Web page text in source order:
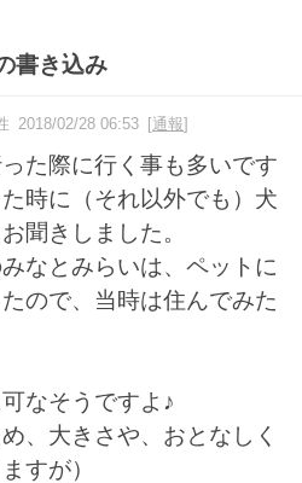
書き込み
2018/02/28 06:53 [通報]
た際に行く事も多いです
時に（それ以外でも）犬
聞きしました。
なとみらいは、ペットに
ので、当時は住んでみた
なそうですよ♪
、大きさや、おとなしく
すが）